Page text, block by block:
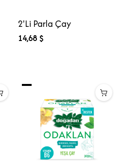
2'Li Parla Çay
14,68 $